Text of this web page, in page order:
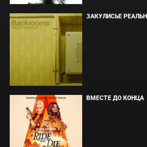
ЗАКУЛИСЬЕ
ВМЕСТЕ ДО КОНЦА